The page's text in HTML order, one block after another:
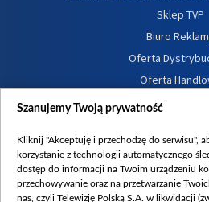
Sklep TVP
Biuro
Oferta
Oferta
Dostępność
Procedura zgłoszeń
Szanujemy Twoją prywatność
Kliknij "Akceptuję i przechodzę do serwisu",
korzystanie z technologii automatycznego
dostęp do informacji na Twoim urządzeniu
przechowywanie oraz na przetwarzanie
nas, czyli Telewizję Polską S.A. w likwidacji